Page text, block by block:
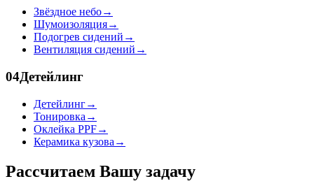
Звёздное небо→
Шумоизоляция→
Подогрев сидений →
Вентиляция сидений →
04Детейлинг
Детейлинг→
Тонировка →
Оклейка PPF→
Керамика кузова →
Рассчитаем Вашу задачу